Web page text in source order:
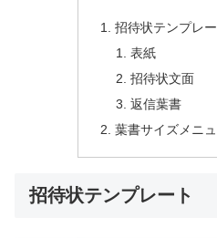
招待状テンプレー
表紙
招待状文面
返信葉書
葉書サイズメニ
招待状テンプレート